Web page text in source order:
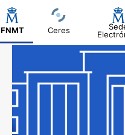
FNMT Ceres
Mostrar/Ocultar